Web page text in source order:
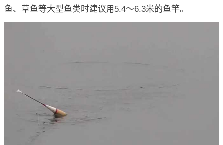
鱼、草鱼等大型鱼类时建议用5.4～6.3米的鱼竿。